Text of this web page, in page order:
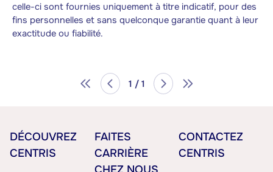
celle-ci sont fournies uniquement à titre indicatif, pour des
fins personnelles et sans quelconque garantie quant à leur
exactitude ou fiabilité.
1 / 1
DÉCOUVREZ
CENTRIS
FAITES
CARRIÈRE
CONTACTEZ
CENTRIS